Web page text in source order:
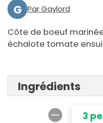
G Par Gaylord
Côte de boeuf
échalote tomate
Ingrédients
3